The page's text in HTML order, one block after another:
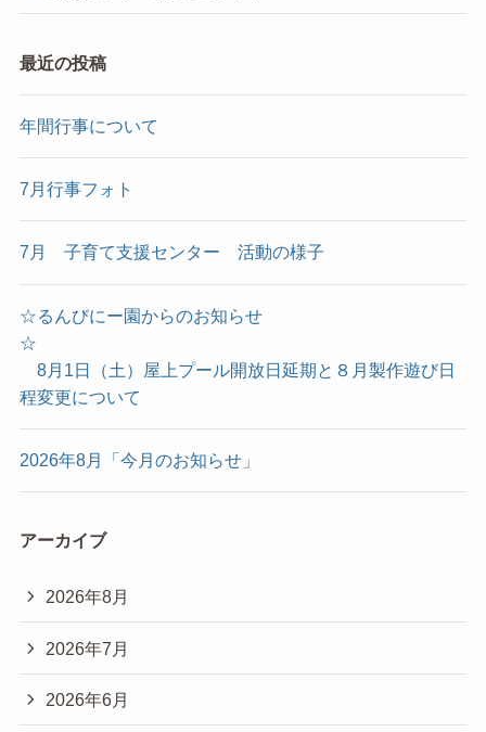
最近の投稿
年間行事について
7月行事フォト
7月 子育て支援センター 活動の様子
☆るんびにー園からのお知らせ
☆
8月1日（土）屋上プール開放日延期と８月製作遊び日
程変更について
2026年8月「今月のお知らせ」
アーカイブ
2026年8月
2026年7月
2026年6月